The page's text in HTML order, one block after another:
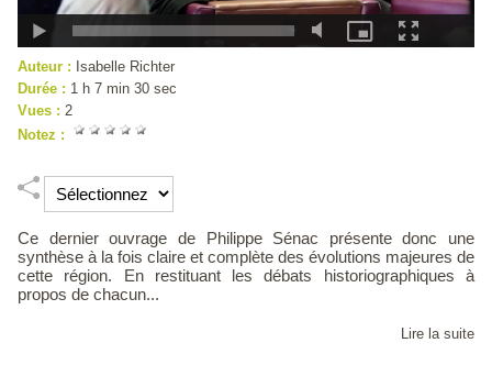
Auteur : Isabelle Richter
Durée : 1 h 7 min 30 sec
Vues : 2
Notez :
Ce dernier ouvrage de Philippe Sénac présente donc une
synthèse à la fois claire et complète des évolutions majeures de
cette région. En restituant les débats historiographiques à
propos de chacun...
Lire la suite